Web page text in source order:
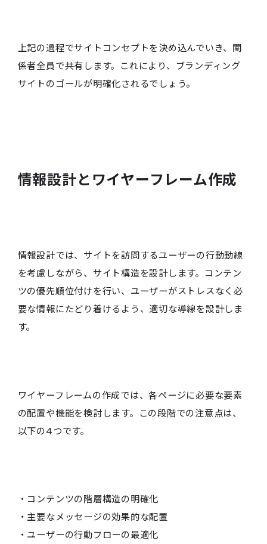
上記の過程でサイトコンセプトを決め込んでいき、関
係者全員で共有します。これにより、ブランディング
サイトのゴールが明確化されるでしょう。
情報設計とワイヤーフレーム作成
情報設計では、サイトを訪問するユーザーの行動動線
を考慮しながら、サイト構造を設計します。コンテン
ツの優先順位付けを行い、ユーザーがストレスなく必
要な情報にたどり着けるよう、適切な導線を設計しま
す。
ワイヤーフレームの作成では、各ページに必要な要素
の配置や機能を検討します。この段階での注意点は、
以下の4つです。
・コンテンツの階層構造の明確化
・主要なメッセージの効果的な配置
・ユーザーの行動フローの最適化